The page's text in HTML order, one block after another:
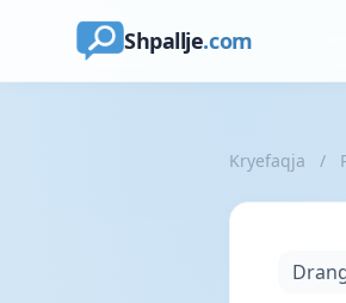
Shpallje.com
Kryefaqja /